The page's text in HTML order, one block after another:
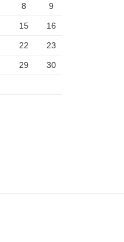
8 9
15 16
22 23
29 30